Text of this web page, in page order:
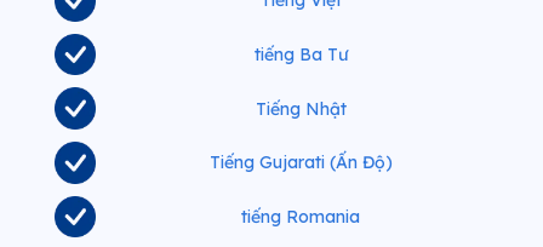
tiếng Ba Tư
Tiếng Nhật
Tiếng Gujarati (Ấn Độ)
tiếng Romania